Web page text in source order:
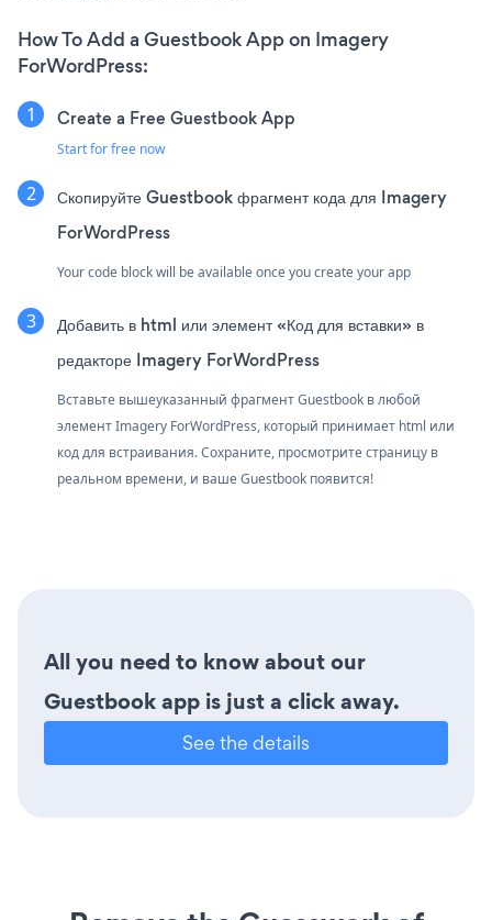
How To Add a Guestbook App on Imagery
ForWordPress:
Create a Free Guestbook App
Start for free now
Скопируйте Guestbook фрагмент кода для Imagery
ForWordPress
Your code block will be available once you create your app
Добавить в html или элемент «Код для вставки» в
редакторе Imagery ForWordPress
Вставьте вышеуказанный фрагмент Guestbook в любой
элемент Imagery ForWordPress, который принимает html или
код для встраивания. Сохраните, просмотрите страницу в
реальном времени, и ваше Guestbook появится!
All you need to know about our
Guestbook app is just a click away.
See the details